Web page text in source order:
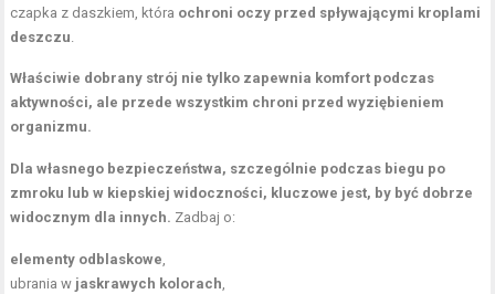
czapka z daszkiem, która ochroni oczy przed spływającymi kroplami
deszczu.
Właściwie dobrany strój nie tylko zapewnia komfort podczas
aktywności, ale przede wszystkim chroni przed wyziębieniem
organizmu.
Dla własnego bezpieczeństwa, szczególnie podczas biegu po
zmroku lub w kiepskiej widoczności, kluczowe jest, by być dobrze
widocznym dla innych. Zadbaj o:
elementy odblaskowe,
ubrania w jaskrawych kolorach,